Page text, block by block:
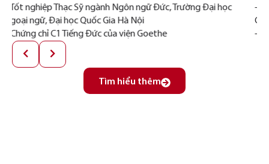
– Chứng chỉ phương pháp giảng dạy tiếng Đức của viện
Goethe
– Chứng chỉ nghiệp vụ sư phạm của ĐH Sư phạm Hà Nội
Tìm hiểu thêm